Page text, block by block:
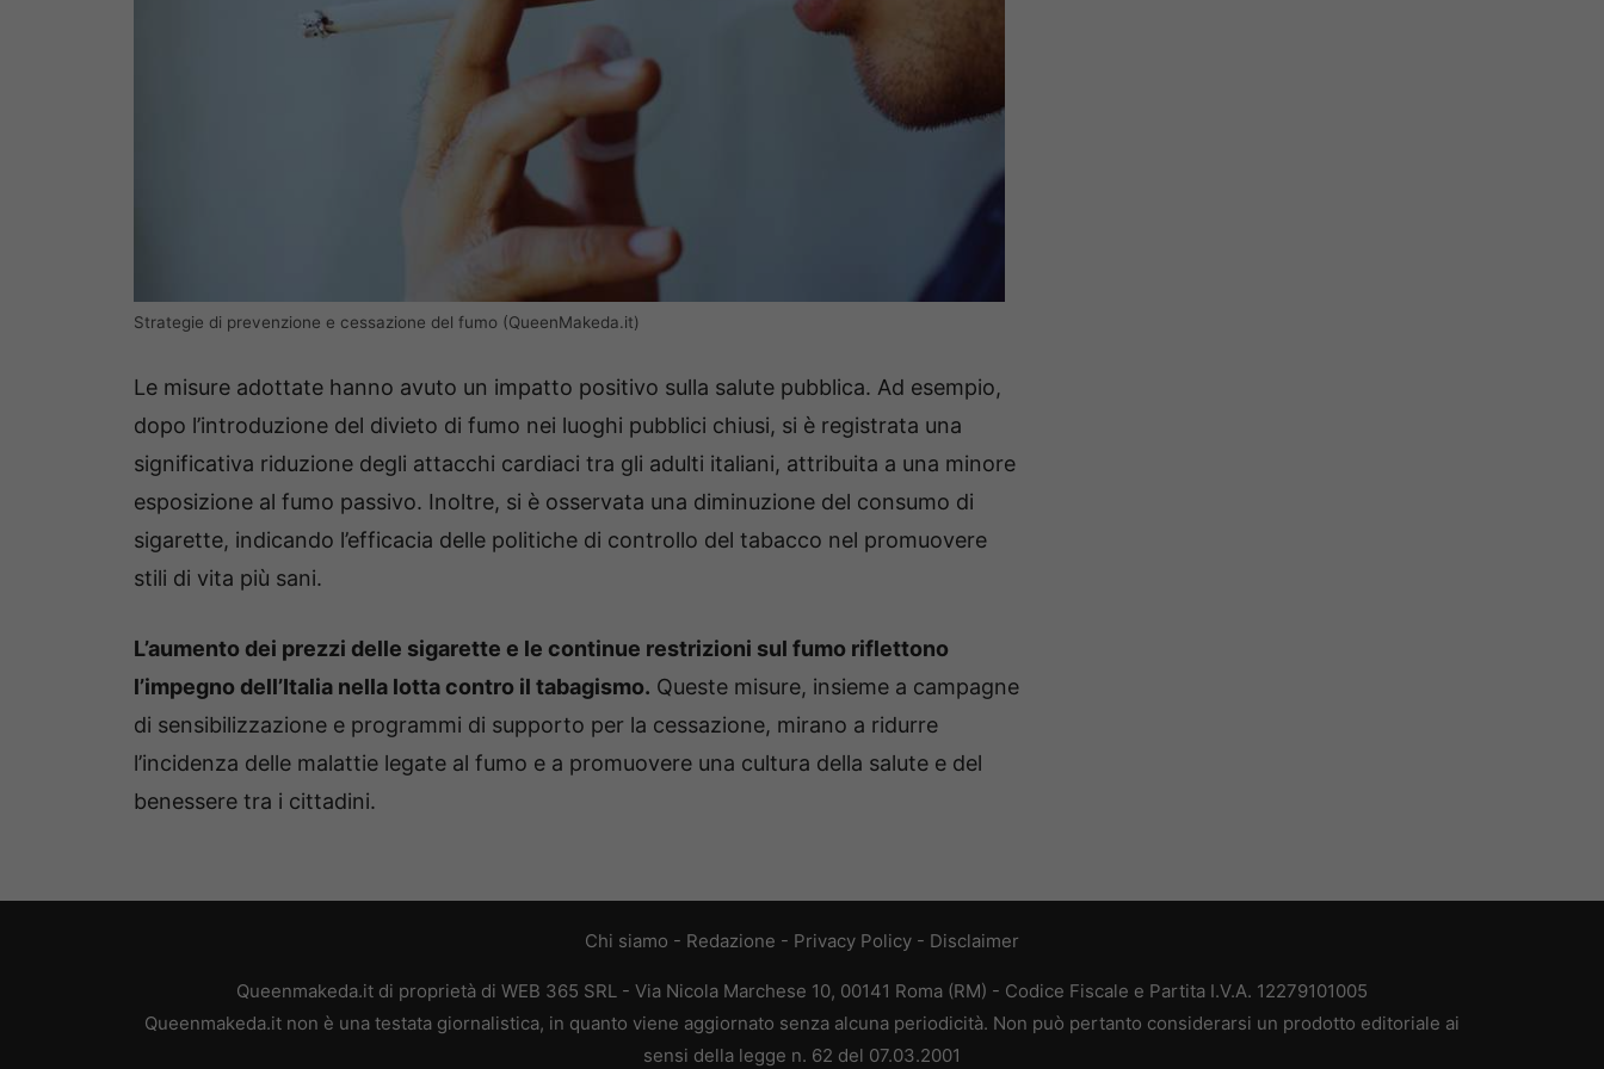
Strategie di prevenzione e cessazione del fumo (QueenMakeda.it)
Le misure adottate hanno avuto un impatto positivo sulla salute pubblica. Ad esempio,
dopo l’introduzione del divieto di fumo nei luoghi pubblici chiusi, si è registrata una
significativa riduzione degli attacchi cardiaci tra gli adulti italiani, attribuita a una minore
esposizione al fumo passivo. Inoltre, si è osservata una diminuzione del consumo di
sigarette, indicando l’efficacia delle politiche di controllo del tabacco nel promuovere
stili di vita più sani.
L’aumento dei prezzi delle sigarette e le continue restrizioni sul fumo riflettono
l’impegno dell’Italia nella lotta contro il tabagismo. Queste misure, insieme a campagne
di sensibilizzazione e programmi di supporto per la cessazione, mirano a ridurre
l’incidenza delle malattie legate al fumo e a promuovere una cultura della salute e del
benessere tra i cittadini.
Chi siamo - Redazione - Privacy Policy - Disclaimer
Queenmakeda.it di proprietà di WEB 365 SRL - Via Nicola Marchese 10, 00141 Roma (RM) - Codice Fiscale e Partita I.V.A. 12279101005
Queenmakeda.it non è una testata giornalistica, in quanto viene aggiornato senza alcuna periodicità. Non può pertanto considerarsi un prodotto editoriale ai
sensi della legge n. 62 del 07.03.2001